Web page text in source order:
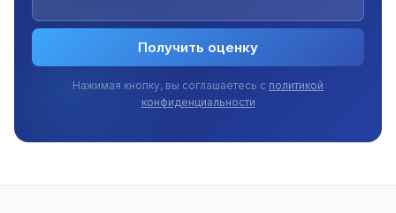
Получить оценку
Нажимая кнопку, вы соглашаетесь с политикой
конфиденциальности